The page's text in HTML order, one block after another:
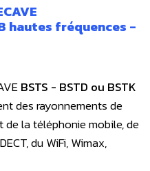
hautes fréquences -
BSTS - BSTD ou BSTK
des rayonnements de
la téléphonie mobile, de
du WiFi, Wimax,